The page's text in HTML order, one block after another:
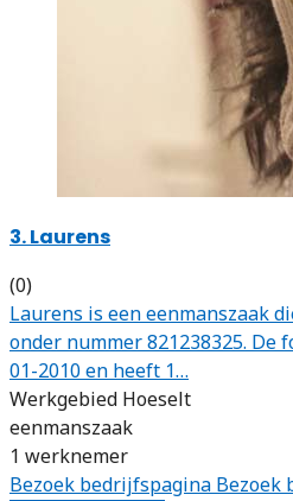
3. Laurens
(0)
Laurens is een eenmanszaak
onder nummer 821238325. De
01-2010 en heeft 1…
Werkgebied Hoeselt
eenmanszaak
1 werknemer
Bezoek bedrijfspagina Bezoek